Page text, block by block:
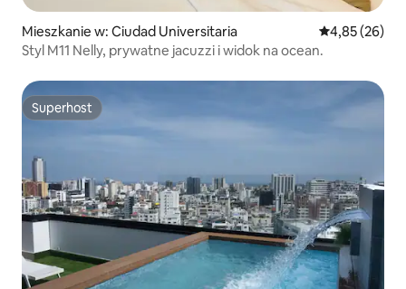
Mieszkanie w: Ciudad Universitaria Średnia
4,85 (26)
Styl M11 Nelly, prywatne jacuzzi i widok na ocean.
Superhost
Superhost